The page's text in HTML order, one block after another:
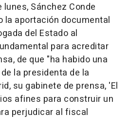
Sánchez Conde
la aportación documental
del Estado al
para acreditar
de que "ha habido una
la presidenta de la
su gabinete de prensa, 'El
afines para construir un
perjudicar al fiscal